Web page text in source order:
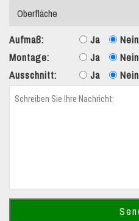
Aufmaß: Ja
Nein
Montage:
Ja
Nein
Ausschnitt:
Ja Nein